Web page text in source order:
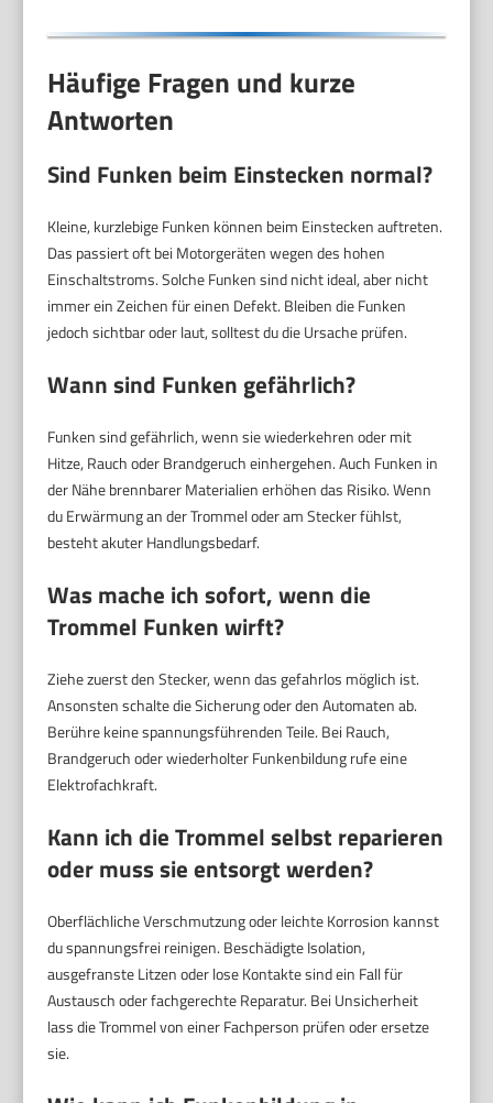
Häufige Fragen und kurze
Antworten
Sind Funken beim Einstecken normal?
Kleine, kurzlebige Funken können beim Einstecken auftreten.
Das passiert oft bei Motorgeräten wegen des hohen
Einschaltstroms. Solche Funken sind nicht ideal, aber nicht
immer ein Zeichen für einen Defekt. Bleiben die Funken
jedoch sichtbar oder laut, solltest du die Ursache prüfen.
Wann sind Funken gefährlich?
Funken sind gefährlich, wenn sie wiederkehren oder mit
Hitze, Rauch oder Brandgeruch einhergehen. Auch Funken in
der Nähe brennbarer Materialien erhöhen das Risiko. Wenn
du Erwärmung an der Trommel oder am Stecker fühlst,
besteht akuter Handlungsbedarf.
Was mache ich sofort, wenn die
Trommel Funken wirft?
Ziehe zuerst den Stecker, wenn das gefahrlos möglich ist.
Ansonsten schalte die Sicherung oder den Automaten ab.
Berühre keine spannungsführenden Teile. Bei Rauch,
Brandgeruch oder wiederholter Funkenbildung rufe eine
Elektrofachkraft.
Kann ich die Trommel selbst reparieren
oder muss sie entsorgt werden?
Oberflächliche Verschmutzung oder leichte Korrosion kannst
du spannungsfrei reinigen. Beschädigte Isolation,
ausgefranste Litzen oder lose Kontakte sind ein Fall für
Austausch oder fachgerechte Reparatur. Bei Unsicherheit
lass die Trommel von einer Fachperson prüfen oder ersetze
sie.